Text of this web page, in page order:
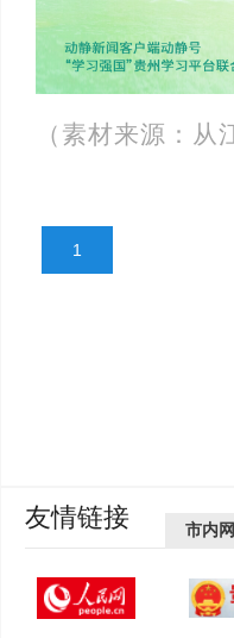
（素材来源：
1
友情链接 市内